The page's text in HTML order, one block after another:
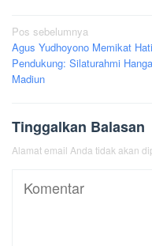
Navigasi
pos
Pos sebelumnya
Agus Yudhoyono Memikat Hati
Pendukung: Silaturahmi
Madiun
Tinggalkan Balasan
Alamat email Anda tidak akan